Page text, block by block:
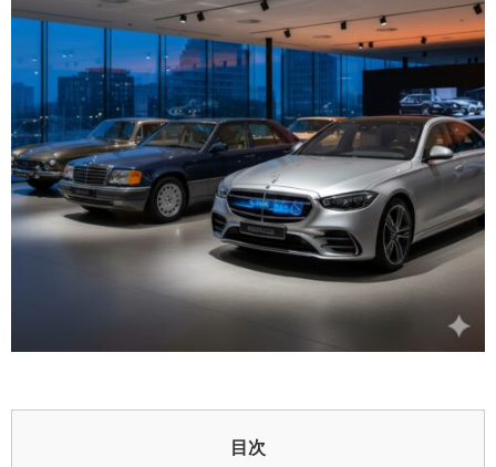
目次